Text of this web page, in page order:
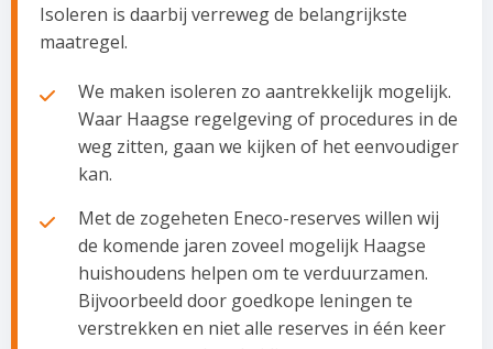
Isoleren is daarbij verreweg de belangrijkste
maatregel.
We maken isoleren zo aantrekkelijk mogelijk.
Waar Haagse regelgeving of procedures in de
weg zitten, gaan we kijken of het eenvoudiger
kan.
Met de zogeheten Eneco-reserves willen wij
de komende jaren zoveel mogelijk Haagse
huishoudens helpen om te verduurzamen.
Bijvoorbeeld door goedkope leningen te
verstrekken en niet alle reserves in één keer